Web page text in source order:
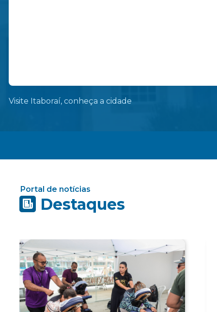
Visite Itaboraí, conheça a cidade
Portal de notícias
Destaques